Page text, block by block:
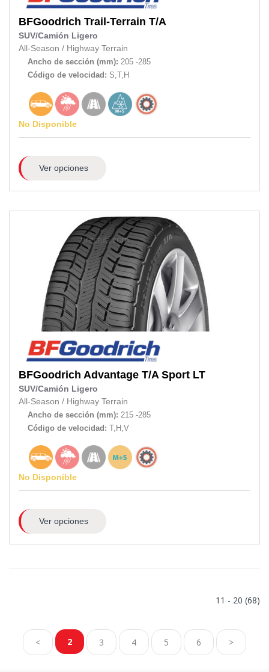
BFGoodrich Trail-Terrain T/A
SUV/Camión Ligero
All-Season / Highway Terrain
Ancho de sección (mm): 205 -285
Código de velocidad: S,T,H
No Disponible
Ver opciones
BFGoodrich Advantage T/A Sport LT
SUV/Camión Ligero
All-Season / Highway Terrain
Ancho de sección (mm): 215 -285
Código de velocidad: T,H,V
No Disponible
Ver opciones
11 - 20 (68)
< 2 3 4 5 6 >